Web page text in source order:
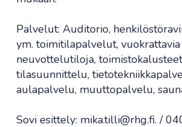
Palvelut: Auditorio,
ym. toimitilapalvelut, vuokrattavia
neuvottelutiloja,
tilasuunnittelu,
aulapalvelu, muuttopalvelu,
Sovi esittely: mika.tilli@rhg.fi. /